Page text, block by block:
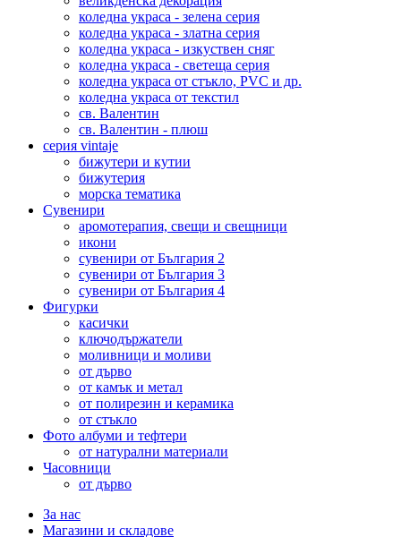
коледна украса - зелена серия
коледна украса - златна серия
коледна украса - изкуствен сняг
коледна украса - светеща серия
коледна украса от стъкло, PVC и др.
коледна украса от текстил
св. Валентин
св. Валентин - плюш
серия vintaje
бижутери и кутии
бижутерия
морска тематика
Сувенири
аромотерапия, свещи и свещници
икони
сувенири от България 2
сувенири от България 3
сувенири от България 4
Фигурки
касички
ключодържатели
моливници и моливи
от дърво
от камък и метал
от полирезин и керамика
от стъкло
Фото албуми и тефтери
от натурални материали
Часовници
от дърво
За нас
Магазини и складове